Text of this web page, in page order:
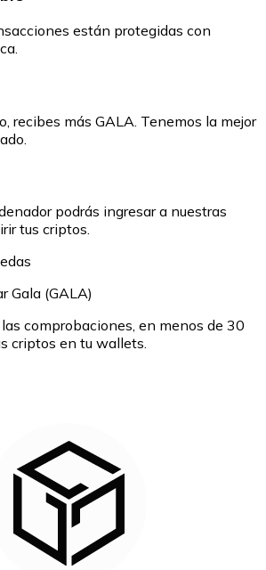
están protegidas con
recibes más GALA. Tenemos la mejor
podrás ingresar a nuestras
tus criptos.
Gala (GALA)
comprobaciones, en menos de 30
criptos en tu wallets.